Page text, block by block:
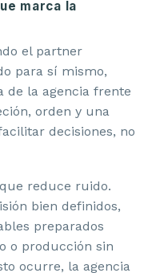
marca la
el partner
para sí mismo,
de la agencia frente
orden y una
decisiones, no
reduce ruido.
bien definidos,
preparados
o producción sin
ocurre, la agencia